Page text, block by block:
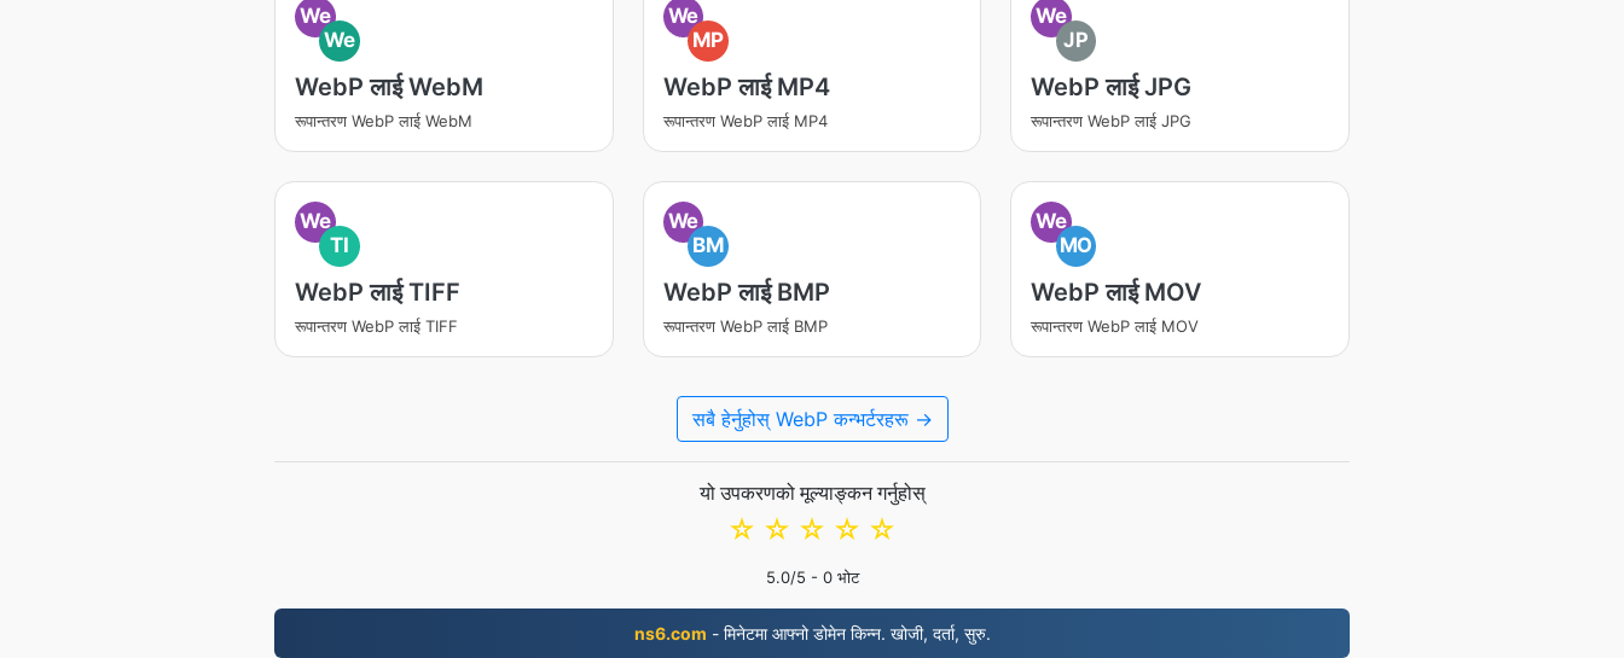
We
We
WebP लाई WebM
रूपान्तरण WebP लाई WebM
We
MP
WebP लाई MP4
रूपान्तरण WebP लाई MP4
We
JP
WebP लाई JPG
रूपान्तरण WebP लाई JPG
We
TI
WebP लाई TIFF
रूपान्तरण WebP लाई TIFF
We
BM
WebP लाई BMP
रूपान्तरण WebP लाई BMP
We
MO
WebP लाई MOV
रूपान्तरण WebP लाई MOV
सबै हेर्नुहोस् WebP कन्भर्टरहरू →
यो उपकरणको मूल्याङ्कन गर्नुहोस्
☆
☆
☆
☆
☆
5.0/5 - 0भोट
ns6.com - मिनेटमा आफ्नो डोमेन किन्न. खोजी, दर्ता, सुरु.